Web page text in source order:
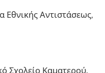
Αντιστάσεως,
Σχολείο Καματερού.